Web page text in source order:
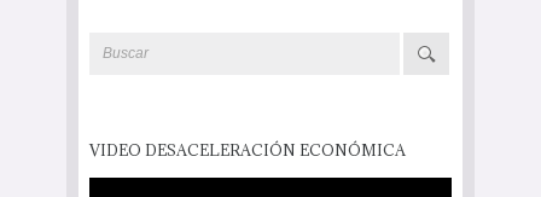
VIDEO DESACELERACIÓN ECONÓMICA